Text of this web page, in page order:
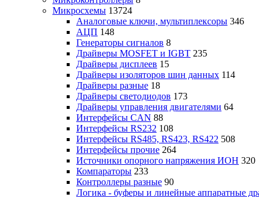
Микросхемы 13724
Аналоговые ключи, мультиплексоры 346
АЦП 148
Генераторы сигналов 8
Драйверы MOSFET и IGBT 235
Драйверы дисплеев 15
Драйверы изоляторов шин данных 114
Драйверы разные 18
Драйверы светодиодов 173
Драйверы управления двигателями 64
Интерфейсы CAN 88
Интерфейсы RS232 108
Интерфейсы RS485, RS423, RS422 508
Интерфейсы прочие 264
Источники опорного напряжения ИОН 320
Компараторы 233
Контроллеры разные 90
Логика - буферы и линейные аппаратные